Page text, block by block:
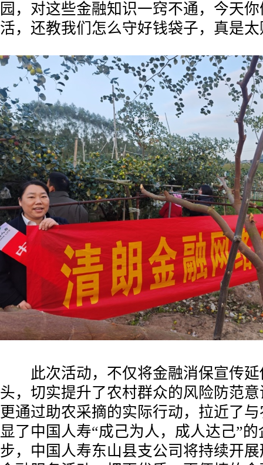
园，对这些金融知识一窍不通，今天
活，还教我们怎么守好钱袋子，真是
此次活动，不仅将金融消保宣传延
头，切实提升了农村群众的风险防范
更通过助农采摘的实际行动，拉近了
显了中国人寿“成己为人，成人达己”
步，中国人寿东山县支公司将持续开